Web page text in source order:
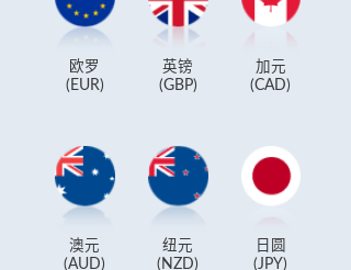
欧罗
(EUR)
英镑
(GBP)
加元
(CAD)
澳元
(AUD)
纽元
(NZD)
日圆
(JPY)